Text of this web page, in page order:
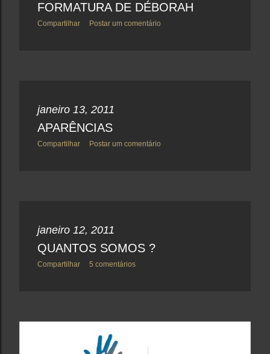
FORMATURA DE DÉBORAH
Compartilhar Postar um comentário
janeiro 13, 2011
APARÊNCIAS
Compartilhar Postar um comentário
janeiro 12, 2011
QUANTOS SOMOS ?
Compartilhar 5 comentários